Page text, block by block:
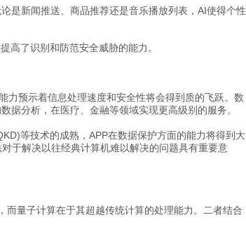
是新闻推送、商品推荐还是音乐播放列表，AI使得个性
高了识别和防范安全威胁的能力。
预示着信息处理速度和安全性将会得到质的飞跃。 数
据分析，在医疗、金融等领域实现更高级别的服务。
等技术的成熟，APP在数据保护方面的能力将得到大
于解决以往经典计算机难以解决的问题具有重要意
量子计算在于其超越传统计算的处理能力。二者结合